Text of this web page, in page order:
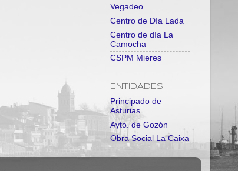
Vegadeo
Centro de Día Lada
Centro de día La
Camocha
CSPM Mieres
ENTIDADES
Principado de
Asturias
Ayto. de Gozón
Obra Social La Caixa